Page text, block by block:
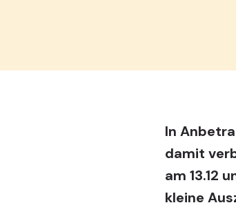
In
damit
am 13.12
kleine